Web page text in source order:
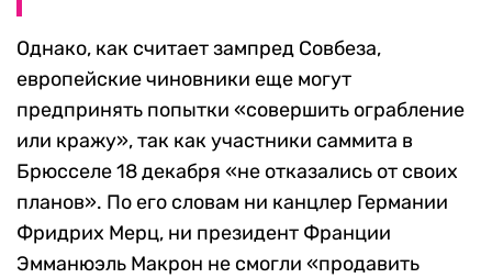
Однако, как считает зампред Совбеза,
европейские чиновники еще могут
предпринять попытки «совершить ограбление
или кражу», так как участники саммита в
Брюсселе 18 декабря «не отказались от своих
планов». По его словам ни канцлер Германии
Фридрих Мерц, ни президент Франции
Эмманюэль Макрон не смогли «продавить